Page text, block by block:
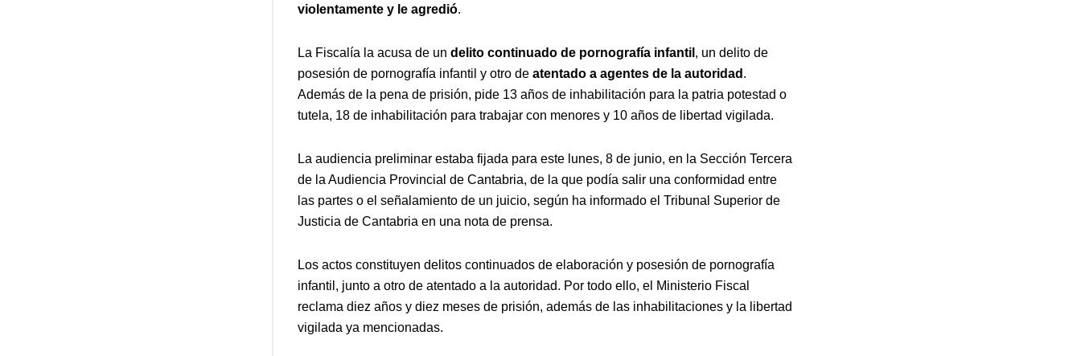
violentamente y le agredió.
La Fiscalía la acusa de un delito continuado de pornografía infantil , un delito de
posesión de pornografía infantil y otro de atentado a agentes de la autoridad .
Además de la pena de prisión, pide 13 años de inhabilitación para la patria potestad o
tutela, 18 de inhabilitación para trabajar con menores y 10 años de libertad vigilada.
La audiencia preliminar estaba fijada para este lunes, 8 de junio, en la Sección Tercera
de la Audiencia Provincial de Cantabria, de la que podía salir una conformidad entre
las partes o el señalamiento de un juicio, según ha informado el Tribunal Superior de
Justicia de Cantabria en una nota de prensa.
Los actos constituyen delitos continuados de elaboración y posesión de pornografía
infantil, junto a otro de atentado a la autoridad. Por todo ello, el Ministerio Fiscal
reclama diez años y diez meses de prisión, además de las inhabilitaciones y la libertad
vigilada ya mencionadas.